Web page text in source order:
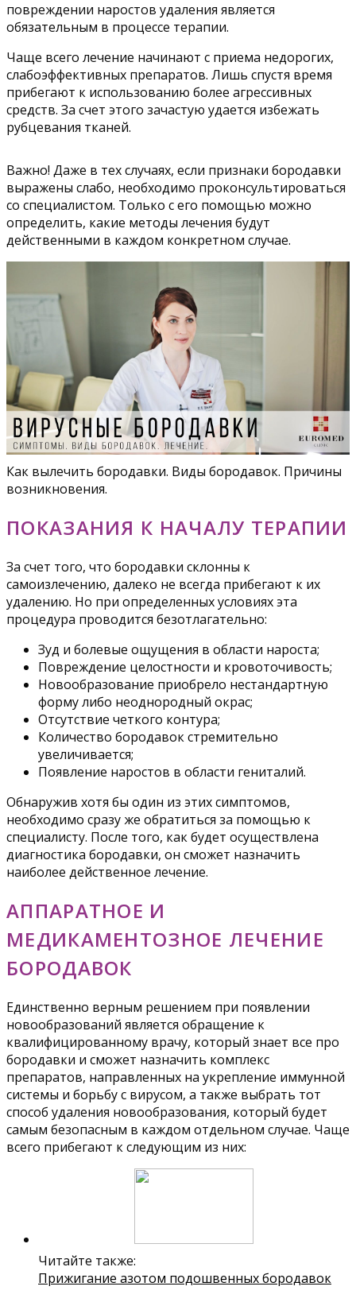
повреждении наростов удаления является
обязательным в процессе терапии.
Чаще всего лечение начинают с приема недорогих,
слабоэффективных препаратов. Лишь спустя время
прибегают к использованию более агрессивных
средств. За счет этого зачастую удается избежать
рубцевания тканей.
Важно! Даже в тех случаях, если признаки бородавки
выражены слабо, необходимо проконсультироваться
со специалистом. Только с его помощью можно
определить, какие методы лечения будут
действенными в каждом конкретном случае.
Как вылечить бородавки. Виды бородавок. Причины
возникновения.
ПОКАЗАНИЯ К НАЧАЛУ ТЕРАПИИ
За счет того, что бородавки склонны к
самоизлечению, далеко не всегда прибегают к их
удалению. Но при определенных условиях эта
процедура проводится безотлагательно:
Зуд и болевые ощущения в области нароста;
Повреждение целостности и кровоточивость;
Новообразование приобрело нестандартную
форму либо неоднородный окрас;
Отсутствие четкого контура;
Количество бородавок стремительно
увеличивается;
Появление наростов в области гениталий.
Обнаружив хотя бы один из этих симптомов,
необходимо сразу же обратиться за помощью к
специалисту. После того, как будет осуществлена
диагностика бородавки, он сможет назначить
наиболее действенное лечение.
АППАРАТНОЕ И
МЕДИКАМЕНТОЗНОЕ ЛЕЧЕНИЕ
БОРОДАВОК
Единственно верным решением при появлении
новообразований является обращение к
квалифицированному врачу, который знает все про
бородавки и сможет назначить комплекс
препаратов, направленных на укрепление иммунной
системы и борьбу с вирусом, а также выбрать тот
способ удаления новообразования, который будет
самым безопасным в каждом отдельном случае. Чаще
всего прибегают к следующим из них:
Читайте также:
Прижигание азотом подошвенных бородавок